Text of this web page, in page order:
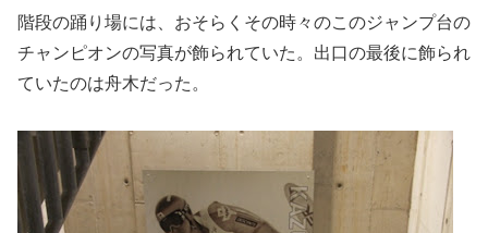
階段の踊り場には、おそらくその時々のこのジャンプ台の
チャンピオンの写真が飾られていた。出口の最後に飾られ
ていたのは舟木だった。